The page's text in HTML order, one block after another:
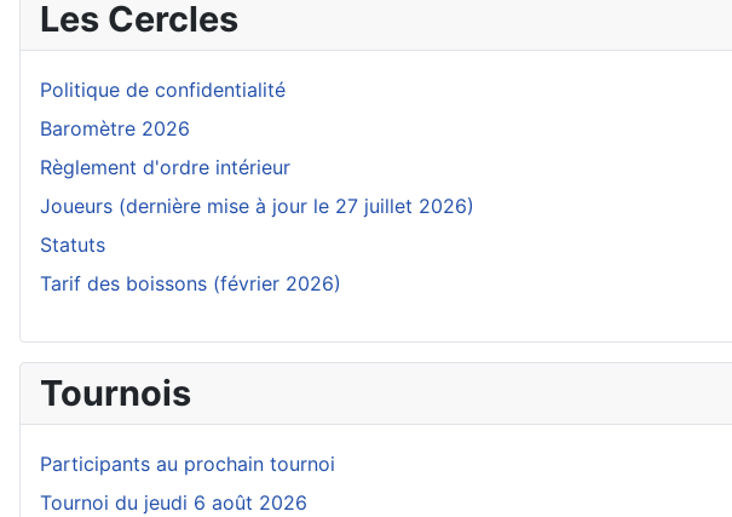
Les Cercles
Politique de confidentialité
Baromètre 2026
Règlement d'ordre intérieur
Joueurs (dernière mise à jour le 27 juillet 2026)
Statuts
Tarif des boissons (février 2026)
Tournois
Participants au prochain tournoi
Tournoi du jeudi 6 août 2026